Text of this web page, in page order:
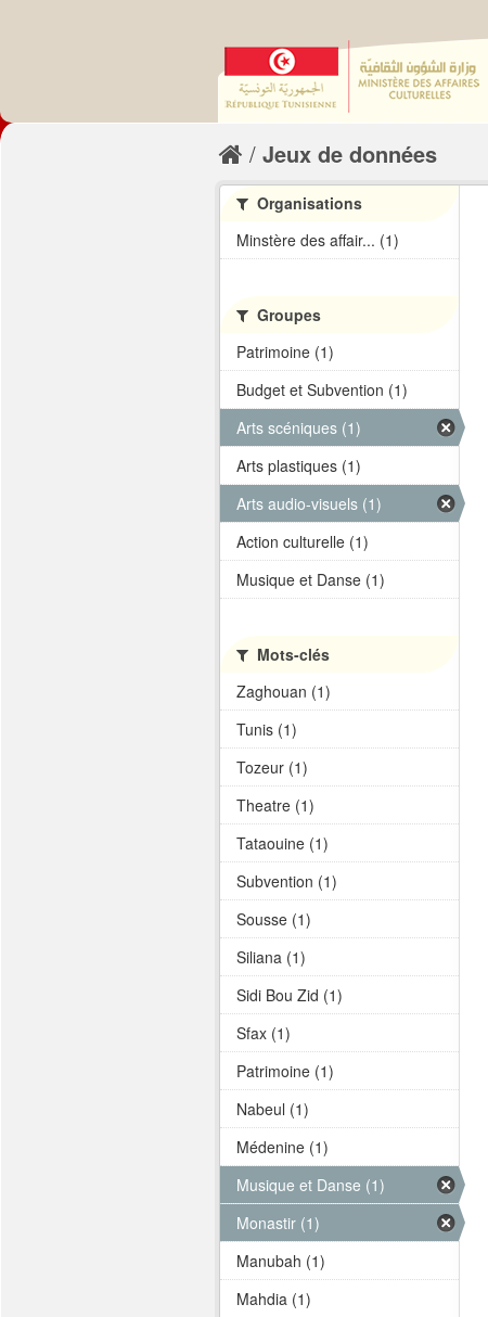
Jeux de données
Organisations
Minstère des affair... (1)
Groupes
Patrimoine (1)
Budget et Subvention (1)
Arts scéniques (1)
Arts plastiques (1)
Arts audio-visuels (1)
Action culturelle (1)
Musique et Danse (1)
Mots-clés
Zaghouan (1)
Tunis (1)
Tozeur (1)
Theatre (1)
Tataouine (1)
Subvention (1)
Sousse (1)
Siliana (1)
Sidi Bou Zid (1)
Sfax (1)
Patrimoine (1)
Nabeul (1)
Médenine (1)
Musique et Danse (1)
Monastir (1)
Manubah (1)
Mahdia (1)